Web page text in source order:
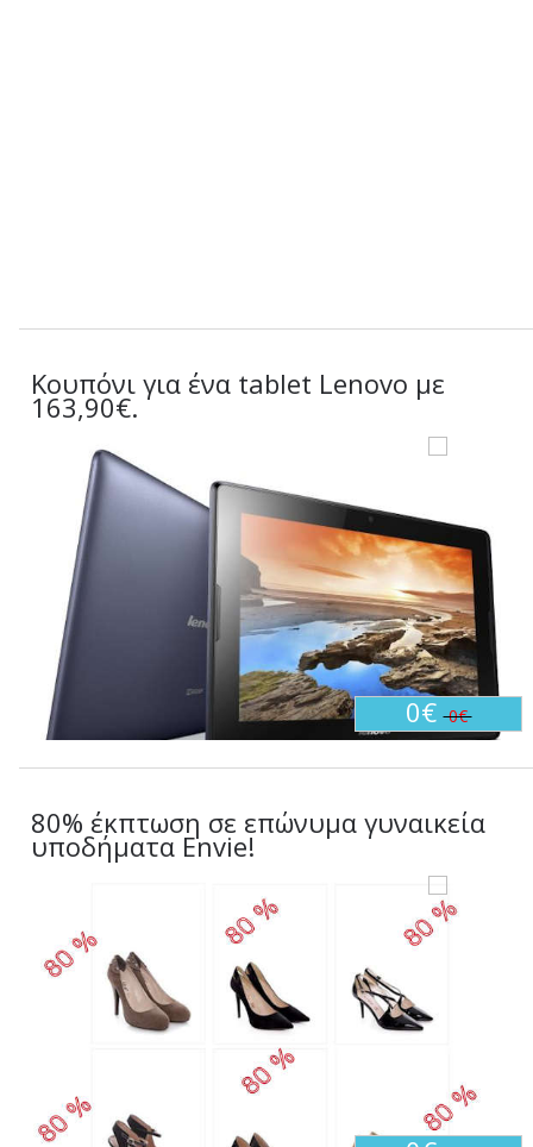
Κουπόνι για ένα tablet Lenovo με
163,90€.
0€0€
80% έκπτωση σε επώνυμα γυναικεία
υποδήματα Envie!